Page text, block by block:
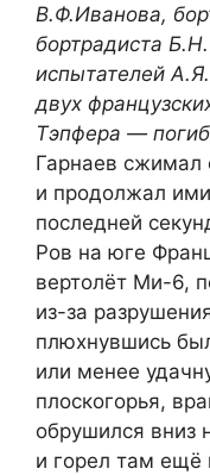
В.Ф.Иванова,
бортрадиста
испытателей
двух
Тэпфера — погиб
Гарнаев сжимал
и продолжал
последней
Ров на юге
вертолёт Ми-6,
из-за
плюхнувшись
или менее
плоскогорья,
обрушился
и горел там ещё